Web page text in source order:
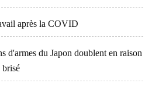
après la COVID
d'armes du Japon doublent en raison
brisé